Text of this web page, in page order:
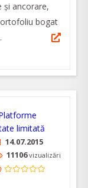
și ancorare,
bogat
14.07.2015
11106vizualizări